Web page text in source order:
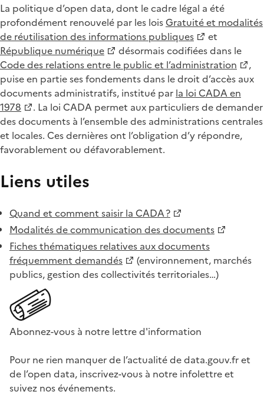
La politique d’open data, dont le cadre légal a été
profondément renouvelé par les loisGratuité et modalités
de réutilisation des informations publiques
et
République numérique
désormais codifiées dans le
Code des relations entre le public et l’administration
,
puise en partie ses fondements dans le droit d’accès aux
documents administratifs, institué par la loi CADA en
1978
. La loi CADA permet aux particuliers de demander
des documents à l’ensemble des administrations centrales
et locales. Ces dernières ont l’obligation d’y répondre,
favorablement ou défavorablement.
Liens utiles
Quand et comment saisir la CADA ?
Modalités de communication des documents
Fiches thématiques relatives aux documents
fréquemment demandés
(environnement, marchés
publics, gestion des collectivités territoriales…)
Abonnez-vous à notre lettre d'information
Pour ne rien manquer de l’actualité de data.gouv.fr et
de l’open data, inscrivez-vous à notre infolettre et
suivez nos événements.